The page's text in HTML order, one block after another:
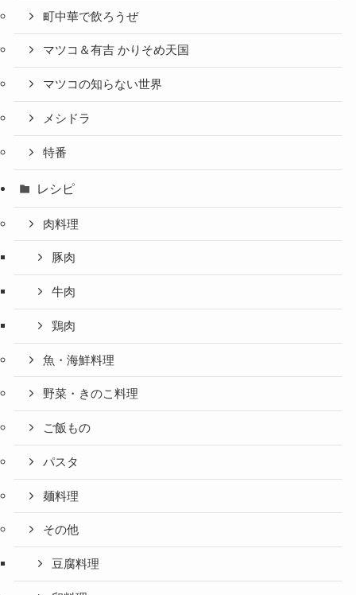
町中華で飲ろうぜ
マツコ＆有吉 かりそめ天国
マツコの知らない世界
メシドラ
特番
レシピ
肉料理
豚肉
牛肉
鶏肉
魚・海鮮料理
野菜・きのこ料理
ご飯もの
パスタ
麺料理
その他
豆腐料理